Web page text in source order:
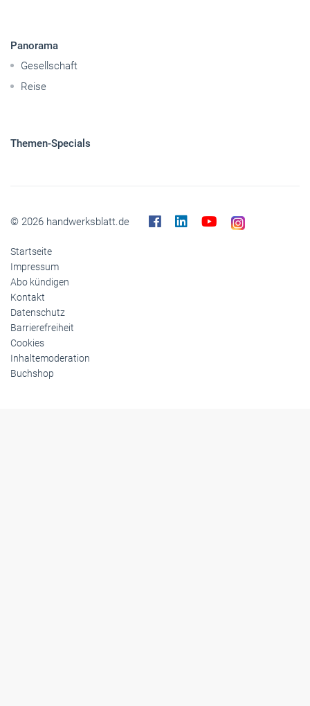
Panorama
Gesellschaft
Reise
Themen-Specials
© 2026 handwerksblatt.de
Startseite
Impressum
Abo kündigen
Kontakt
Datenschutz
Barrierefreiheit
Cookies
Inhaltemoderation
Buchshop